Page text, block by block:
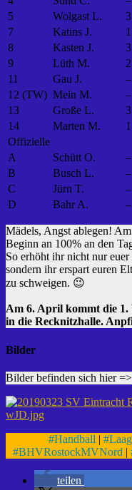
5
Wolgast L. 3
7
Katins J. 1
8
Kasten J. 3
9
Lüth M. 2
11
Gau J. –
12 (TW) Mein M. –
13
Große L. 3
14
Marten M. 1
Offizielle
A
Schütt O. –
B
Busch L. –
C
Jürn T. –
D
Bahr A. –
Mädels, Angst ablegen!
Beginn an 100% an den
So erhöht ihr nicht nur
sondern ihr erspart euren
zu schweigen. 😉
Am 6. April kommt die
in die Recknitzhalle.
Bilder
Bilder befinden sich hier =>
#Handball | #
#BHVRostockMVNord |
teilen